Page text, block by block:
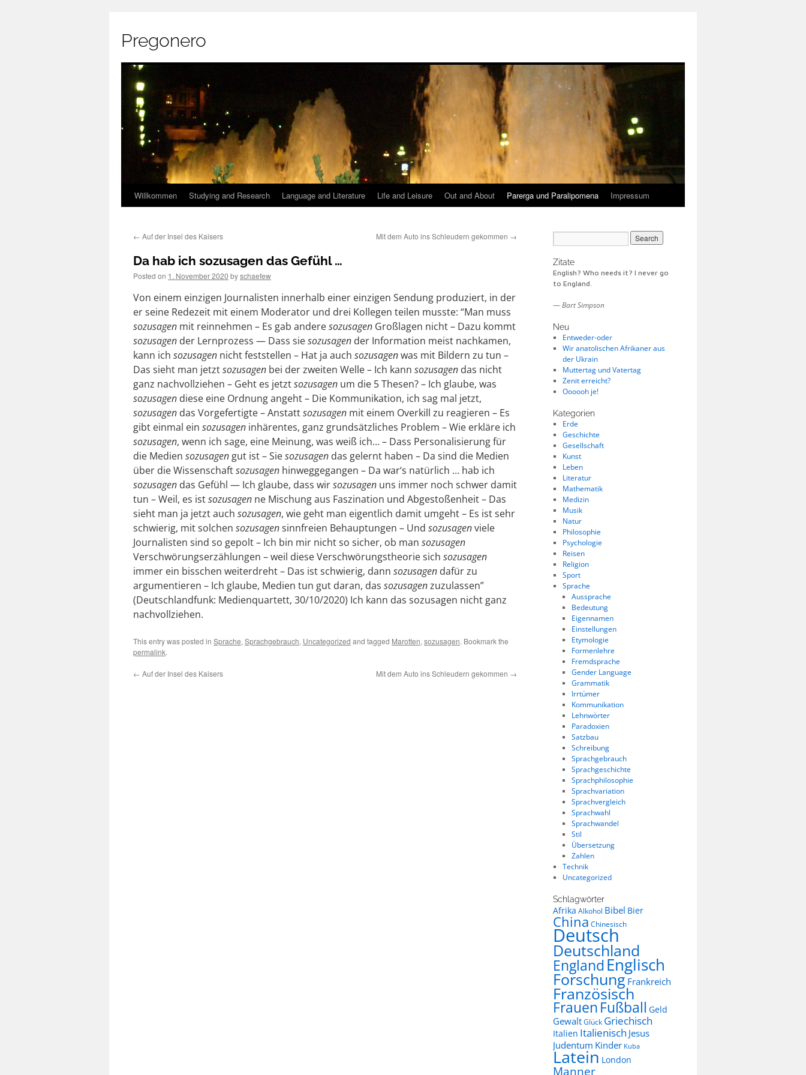
Pregonero
Skip
content
Willkommen Studying and Research Language and Literature Life and Leisure Out and About Parerga und Paralipomena Impressum
← Auf der Insel des Kaisers Mit dem Auto ins Schleudern gekommen →
Da hab ich sozusagen das Gefühl …
Posted on 1. November 2020 byschaefew
Von einem einzigen Journalisten innerhalb einer einzigen Sendung produziert, in der
er seine Redezeit mit einem Moderator und drei Kollegen teilen musste: “Man muss
sozusagen mit reinnehmen – Es gab anderesozusagen Großlagen nicht – Dazu kommt
sozusagen der Lernprozess — Dass siesozusagen der Information meist nachkamen,
kann ich sozusagen nicht feststellen – Hat ja auch sozusagenwas mit Bildern zu tun –
Das sieht man jetztsozusagen bei der zweiten Welle – Ich kann sozusagen das nicht
ganz nachvollziehen – Geht es jetztsozusagen um die 5 Thesen? – Ich glaube, was
sozusagen diese eine Ordnung angeht – Die Kommunikation, ich sag mal jetzt,
sozusagen das Vorgefertigte – Anstattsozusagen mit einem Overkill zu reagieren – Es
gibt einmal ein sozusagen inhärentes, ganz grundsätzliches Problem – Wie erkläre ich
sozusagen, wenn ich sage, eine Meinung, was weiß ich… – Dass Personalisierung für
die Medien sozusagen gut ist – Siesozusagen das gelernt haben – Da sind die Medien
über die Wissenschaftsozusagen hinweggegangen – Da war‘s natürlich … hab ich
sozusagen das Gefühl — Ich glaube, dass wirsozusagen uns immer noch schwer damit
tun – Weil, es istsozusagen ne Mischung aus Faszination und Abgestoßenheit – Das
sieht man ja jetzt auch sozusagen, wie geht man eigentlich damit umgeht – Es ist sehr
schwierig, mit solchen sozusagensinnfreien Behauptungen – Und sozusagenviele
Journalisten sind so gepolt – Ich bin mir nicht so sicher, ob man sozusagen
Verschwörungserzählungen – weil diese Verschwörungstheorie sich sozusagen
immer ein bisschen weiterdreht – Das ist schwierig, dann sozusagen dafür zu
argumentieren – Ich glaube, Medien tun gut daran, das sozusagenzuzulassen”
(Deutschlandfunk: Medienquartett, 30/10/2020) Ich kann das sozusagen nicht ganz
nachvollziehen.
This entry was posted in Sprache, Sprachgebrauch, Uncategorized and tagged Marotten, sozusagen. Bookmark the
permalink.
← Auf der Insel des Kaisers Mit dem Auto ins Schleudern gekommen →
Zitate
English? Who needs it? I never go
to England.
—Bart Simpson
Neu
Entweder-oder
Wir anatolischen Afrikaner aus
der Ukrain
Muttertag und Vatertag
Zenit erreicht?
Oooooh je!
Kategorien
Erde
Geschichte
Gesellschaft
Kunst
Leben
Literatur
Mathematik
Medizin
Musik
Natur
Philosophie
Psychologie
Reisen
Religion
Sport
Sprache
Aussprache
Bedeutung
Eigennamen
Einstellungen
Etymologie
Formenlehre
Fremdsprache
Gender Language
Grammatik
Irrtümer
Kommunikation
Lehnwörter
Paradoxien
Satzbau
Schreibung
Sprachgebrauch
Sprachgeschichte
Sprachphilosophie
Sprachvariation
Sprachvergleich
Sprachwahl
Sprachwandel
Stil
Übersetzung
Zahlen
Technik
Uncategorized
Schlagwörter
Afrika Alkohol Bibel Bier
China Chinesisch
Deutsch
Deutschland
EnglandEnglisch
Forschung Frankreich
Französisch
FrauenFußball Geld
GewaltGlück Griechisch
Italien Italienisch Jesus
Judentum Kinder Kuba
Latein London
Manner